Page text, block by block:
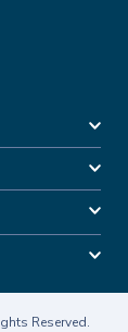
Reserved.